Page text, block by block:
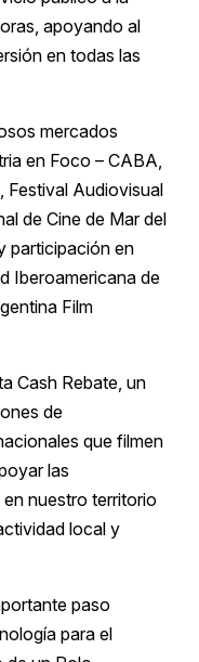
apoyando al
en todas las
mercados
en Foco – CABA,
Festival Audiovisual
de Cine de Mar del
participación en
Iberoamericana de
Film
Cash Rebate, un
de
que filmen
las
nuestro territorio
local y
paso
para el